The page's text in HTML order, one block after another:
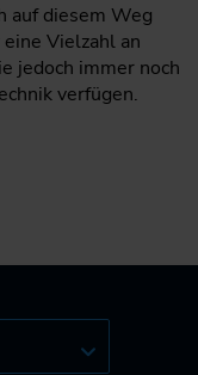
auf diesem Weg
Vielzahl an
jedoch immer noch
verfügen.